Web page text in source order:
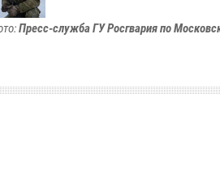
Пресс-служба ГУ Росгвария по